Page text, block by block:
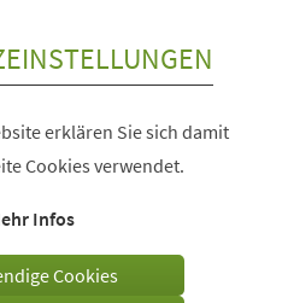
erklären Sie sich damit
Cookies verwendet.
Infos
Cookies